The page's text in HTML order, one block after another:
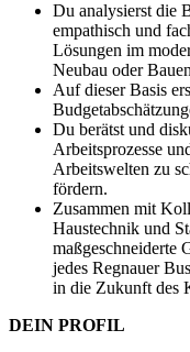
Du analysierst die
empathisch und
Lösungen im
Neubau oder
Auf dieser Basis
Du berätst und
Arbeitsprozesse
Arbeitswelten zu
fördern.
Zusammen mit
Haustechnik und
maßgeschneiderte
jedes Regnauer
in die Zukunft des
DEIN PROFIL